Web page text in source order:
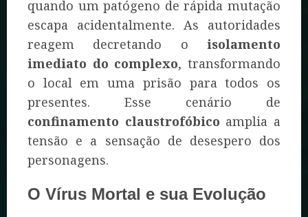
quando um patógeno de rápida mutação
escapa acidentalmente. As autoridades
reagem decretando o isolamento
imediato do complexo, transformando
o local em uma prisão para todos os
presentes. Esse cenário de
confinamento claustrofóbico amplia a
tensão e a sensação de desespero dos
personagens.
O Vírus Mortal e sua Evolução